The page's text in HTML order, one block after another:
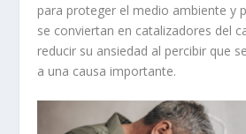
para proteger el medio ambiente y
se conviertan en catalizadores del
reducir su ansiedad al percibir que
a una causa importante.